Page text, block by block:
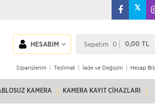
𝕏
HESABIM Sepetim 0 0,00 TL
Siparişlerim Teslimat İade ve Değişim Hesap
KAMERA KAMERA KAYIT CIHAZLARI